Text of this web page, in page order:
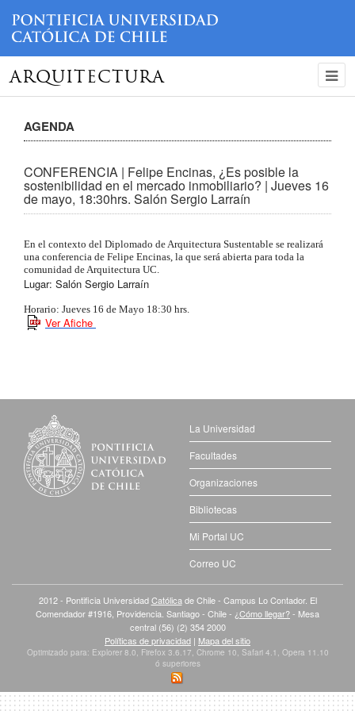
ARQUITECTURA
AGENDA
CONFERENCIA | Felipe Encinas, ¿Es posible la
sostenibilidad en el mercado inmobiliario? | Jueves 16
de mayo, 18:30hrs. Salón Sergio Larraín
En el contexto del Diplomado de Arquitectura Sustentable se realizará
una conferencia de Felipe Encinas, la que será abierta para toda la
comunidad de Arquitectura UC.
Lugar: Salón Sergio Larraín
Horario: Jueves 16 de Mayo 18:30 hrs.
Ver Afiche
La Universidad
Facultades
Organizaciones
Bibliotecas
Mi Portal UC
Correo UC
2012 - Pontificia UniversidadCatólica de Chile - Campus Lo Contador. El
Comendador #1916, Providencia. Santiago - Chile - ¿Cómo llegar?- Mesa
central (56) (2) 354 2000
Políticas de privacidad | Mapa del sitio
Optimizado para: Explorer 8.0, Firefox 3.6.17, Chrome 10, Safari 4.1, Opera 11.10
ó superiores